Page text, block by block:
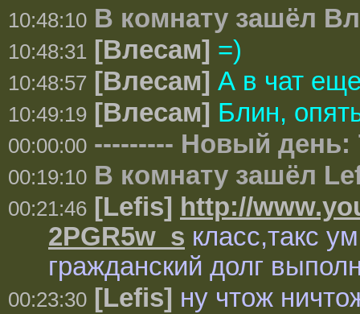
10:48:10 В комнату зашёл
10:48:31 [Влесам] =)
10:48:57 [Влесам] А в чат
10:49:19 [Влесам] Блин,
00:00:00 --------- Новый день:
00:19:10 В комнату зашёл
00:21:46 [Lefis] http://
2PGR5w_s класс,такс
гражданский долг
00:23:30 [Lefis] ну чтож